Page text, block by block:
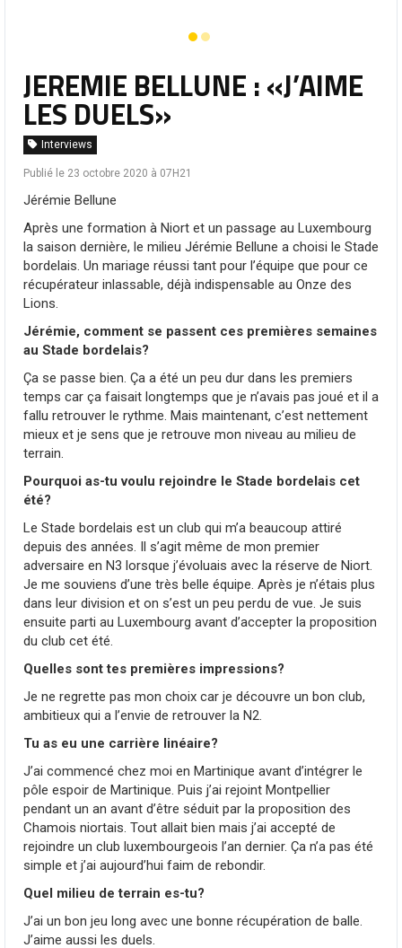
JEREMIE BELLUNE : «J’AIME
LES DUELS»
Interviews
Publié le 23 octobre 2020 à 07H21
Jérémie Bellune
Après une formation à Niort et un passage au Luxembourg
la saison dernière, le milieu Jérémie Bellune a choisi le Stade
bordelais. Un mariage réussi tant pour l’équipe que pour ce
récupérateur inlassable, déjà indispensable au Onze des
Lions.
Jérémie, comment se passent ces premières semaines
au Stade bordelais?
Ça se passe bien. Ça a été un peu dur dans les premiers
temps car ça faisait longtemps que je n’avais pas joué et il a
fallu retrouver le rythme. Mais maintenant, c’est nettement
mieux et je sens que je retrouve mon niveau au milieu de
terrain.
Pourquoi as-tu voulu rejoindre le Stade bordelais cet
été?
Le Stade bordelais est un club qui m’a beaucoup attiré
depuis des années. Il s’agit même de mon premier
adversaire en N3 lorsque j’évoluais avec la réserve de Niort.
Je me souviens d’une très belle équipe. Après je n’étais plus
dans leur division et on s’est un peu perdu de vue. Je suis
ensuite parti au Luxembourg avant d’accepter la proposition
du club cet été.
Quelles sont tes premières impressions?
Je ne regrette pas mon choix car je découvre un bon club,
ambitieux qui a l’envie de retrouver la N2.
Tu as eu une carrière linéaire?
J’ai commencé chez moi en Martinique avant d’intégrer le
pôle espoir de Martinique. Puis j’ai rejoint Montpellier
pendant un an avant d’être séduit par la proposition des
Chamois niortais. Tout allait bien mais j’ai accepté de
rejoindre un club luxembourgeois l’an dernier. Ça n’a pas été
simple et j’ai aujourd’hui faim de rebondir.
Quel milieu de terrain es-tu?
J’ai un bon jeu long avec une bonne récupération de balle.
J’aime aussi les duels.